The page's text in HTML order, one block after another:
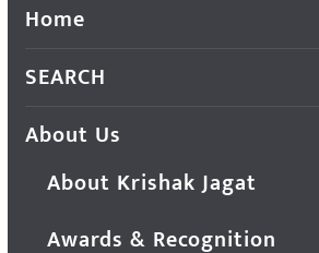
Home
SEARCH
About Us
About Krishak Jagat
Awards & Recognition